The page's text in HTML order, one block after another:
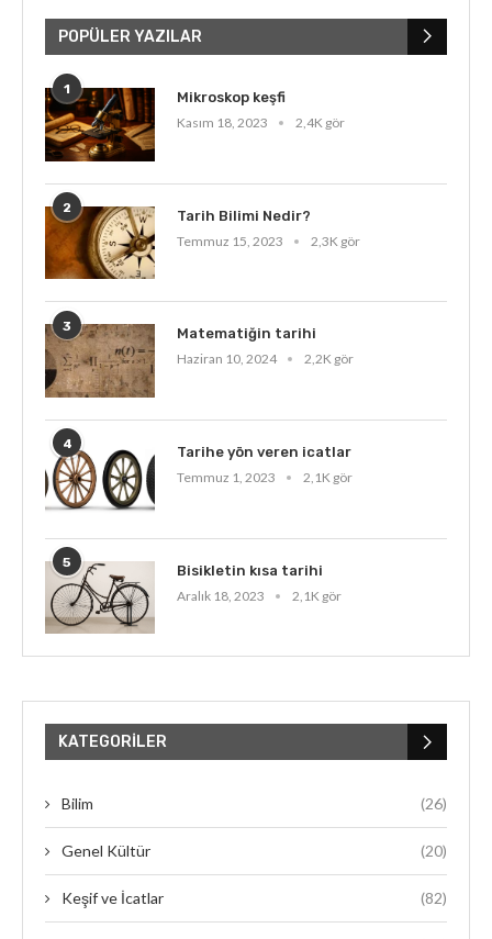
POPÜLER YAZILAR
1
Mikroskop keşfi
Kasım 18, 2023
2,4K gör
2
Tarih Bilimi Nedir?
Temmuz 15, 2023
2,3K gör
3
Matematiğin tarihi
Haziran 10, 2024
2,2K gör
4
Tarihe yön veren icatlar
Temmuz 1, 2023
2,1K gör
5
Bisikletin kısa tarihi
Aralık 18, 2023
2,1K gör
KATEGORILER
Bilim (26)
Genel Kültür (20)
Keşif ve İcatlar (82)